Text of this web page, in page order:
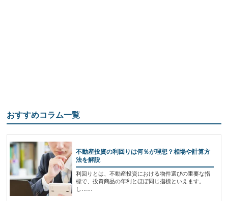
おすすめコラム一覧
不動産投資の利回りは何％が理想？相場や計算方
法を解説
利回りとは、不動産投資における物件選びの重要な指
標で、投資商品の年利とほぼ同じ指標といえます。
し……